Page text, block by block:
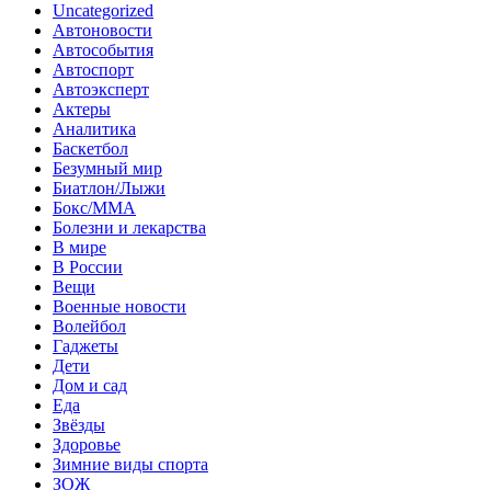
Uncategorized
Автоновости
Автособытия
Автоспорт
Автоэксперт
Актеры
Аналитика
Баскетбол
Безумный мир
Биатлон/Лыжи
Бокс/MMA
Болезни и лекарства
В мире
В России
Вещи
Военные новости
Волейбол
Гаджеты
Дети
Дом и сад
Еда
Звёзды
Здоровье
Зимние виды спорта
ЗОЖ